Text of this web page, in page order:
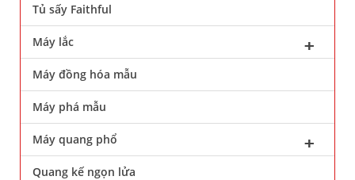
Tủ sấy Faithful
Máy lắc
Máy đồng hóa mẫu
Máy phá mẫu
Máy quang phổ
Quang kế ngọn lửa